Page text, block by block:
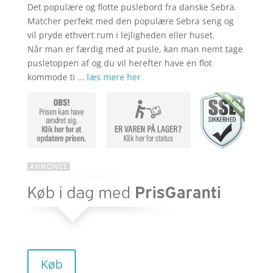
pris
var:
kr.
pris
kr.
Det populære og flotte puslebord fra danske Sebra.
Matcher perfekt med den populære Sebra seng og
vil pryde ethvert rum i lejligheden eller huset.
Når man er færdig med at pusle, kan man nemt tage
pusletoppen af og du vil herefter have en flot
kommode ti … læs mere her
Køb